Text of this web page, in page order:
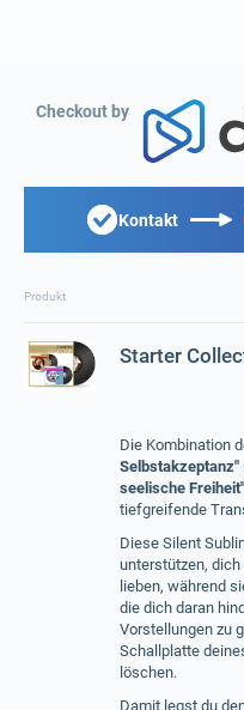
Checkout by
Kontakt
Produkt
Starter
Die Kombination
Selbstakzeptanz"
seelische Freiheit"
tiefgreifende
Diese Silent
unterstützen,
lieben, während
die dich daran
Vorstellungen zu
Schallplatte
löschen.
Damit legst du